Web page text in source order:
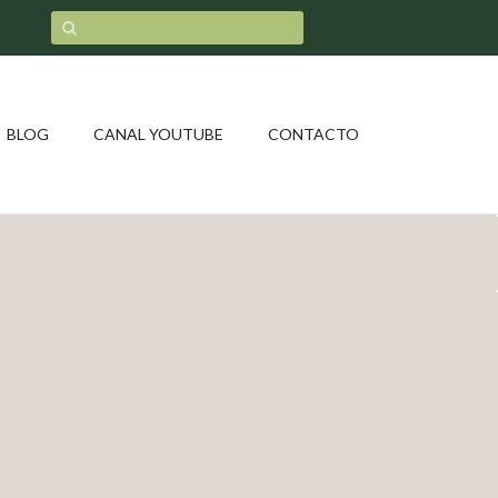
BLOG CANAL YOUTUBE CONTACTO